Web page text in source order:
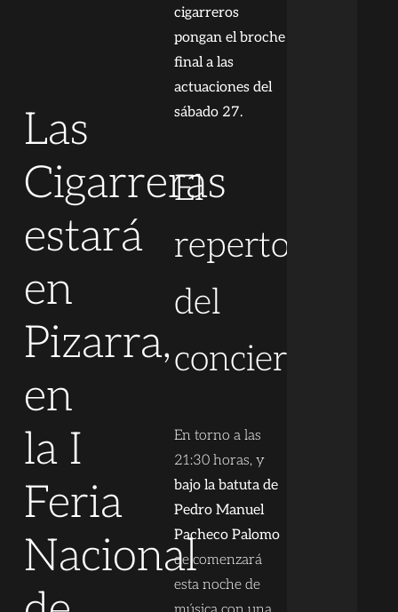
Las
Cigarreras
estará
en
Pizarra,
en
la I
Feria
Nacional
cigarreros
pongan el broche
final a las
actuaciones del
sábado 27.
El
repertorio
del
concierto
En torno a las
21:30 horas, y
bajo la batuta de
Pedro Manuel
Pacheco Palomo
de comenzará
esta noche de